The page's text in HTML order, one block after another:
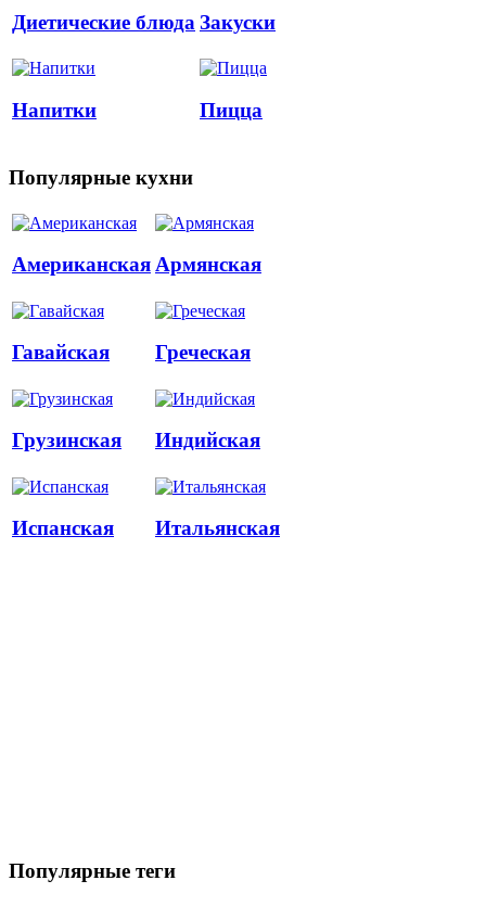
Диетические блюда Закуски
Напитки Пицца
Популярные кухни
АмериканскаяАрмянская
Гавайская Греческая
Грузинская Индийская
Испанская Итальянская
Популярные теги